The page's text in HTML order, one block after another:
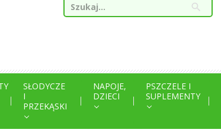
search
SŁODYCZE
I
PRZEKĄSKI
NAPOJE,
DZIECI
PSZCZELE I
SUPLEMENTY